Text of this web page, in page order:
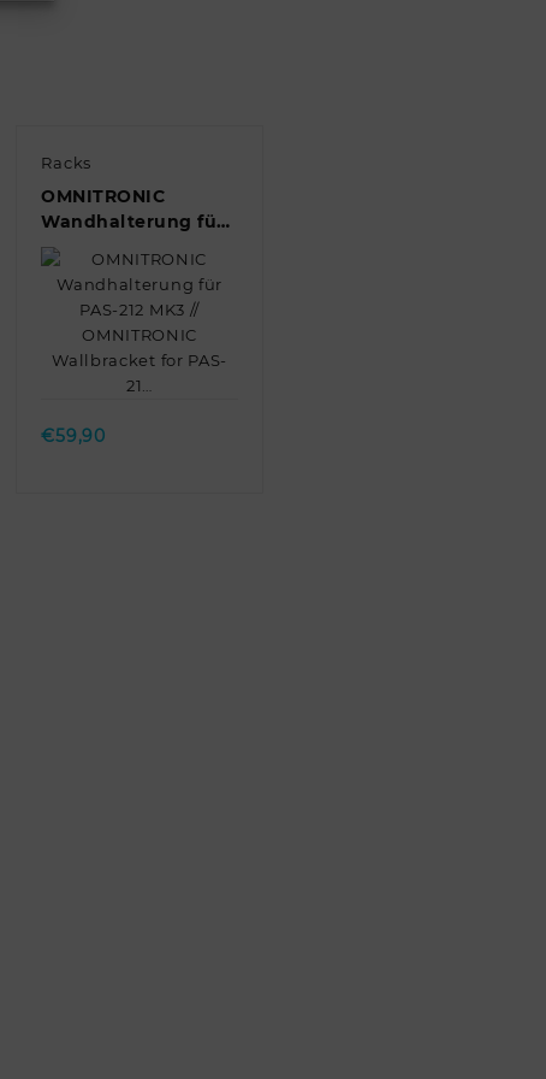
Racks
OMNITRONIC
Wandhalterung für
PAS-212 MK3 //
OMNITRONIC
Wallbracket for PAS-
Quick view
€59,90